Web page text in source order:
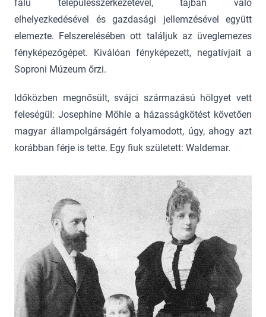
falu településszerkezetével, tájban való
elhelyezkedésével és gazdasági jellemzésével együtt
elemezte. Felszerelésében ott találjuk az üveglemezes
fényképezőgépet. Kiválóan fényképezett, negatívjait a
Soproni Múzeum őrzi.
Időközben megnősült, svájci származású hölgyet vett
feleségül: Josephine Möhle a házasságkötést követően
magyar állampolgárságért folyamodott, úgy, ahogy azt
korábban férje is tette. Egy fiuk született: Waldemar.